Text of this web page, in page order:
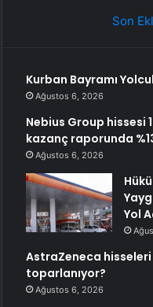
Son
Kurban Bayramı
Ağustos 6, 2026
Nebius Group hissesi
kazanç raporunda
Ağustos 6, 2026
Yol
AstraZeneca
toparlanıyor?
Ağustos 6, 2026